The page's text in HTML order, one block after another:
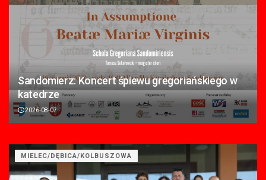
Sandomierz: Koncert śpiewu gregoriańskiego w
katedrze
2026-08-07
MIELEC/DĘBICA/KOLBUSZOWA